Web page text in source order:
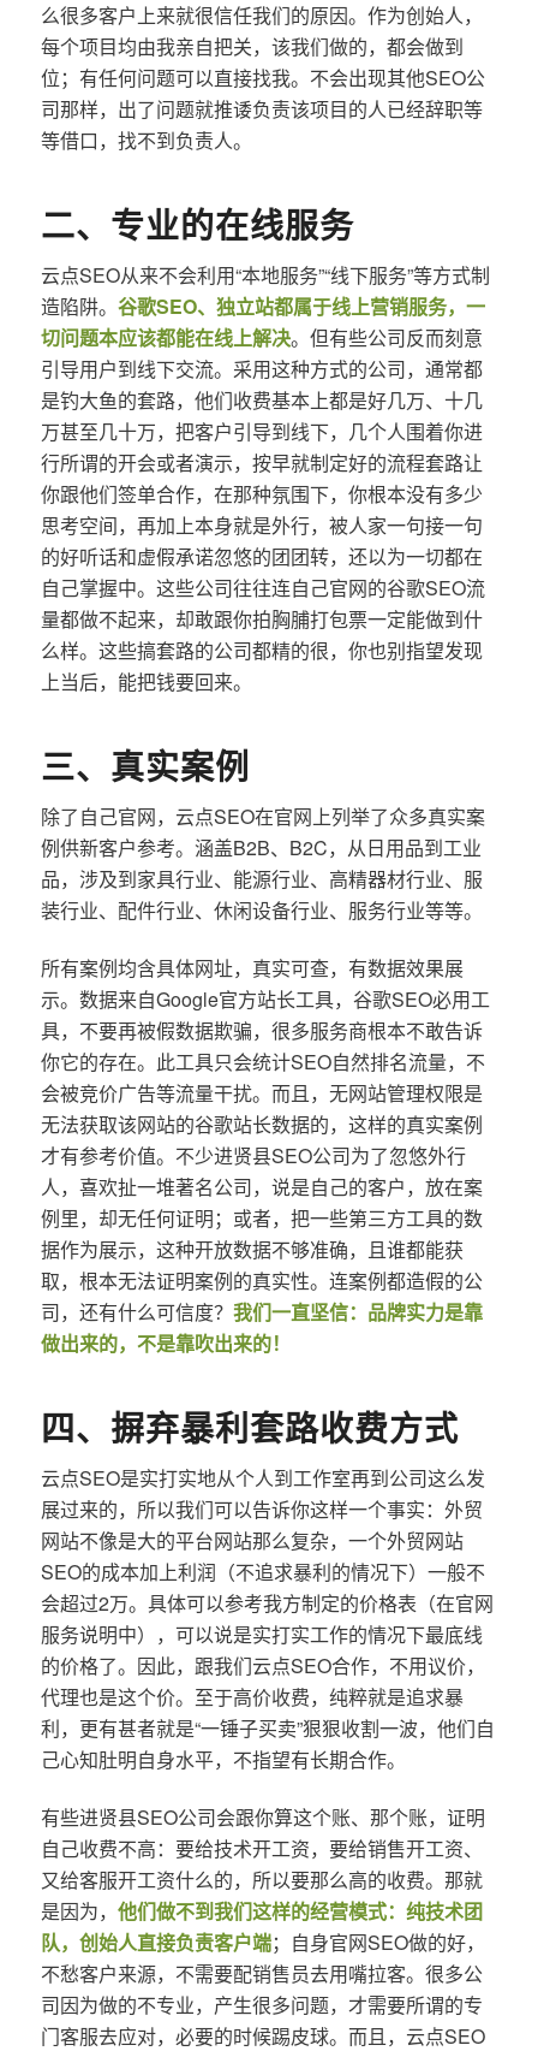
么很多客户上来就很信任我们的原因。作为创始人，
每个项目均由我亲自把关，该我们做的，都会做到
位；有任何问题可以直接找我。不会出现其他SEO公
司那样，出了问题就推诿负责该项目的人已经辞职等
等借口，找不到负责人。
二、专业的在线服务
云点SEO从来不会利用“本地服务”“线下服务”等方式制
造陷阱。 谷歌SEO、独立站都属于线上营销服务，一
切问题本应该都能在线上解决。但有些公司反而刻意
引导用户到线下交流。采用这种方式的公司，通常都
是钓大鱼的套路，他们收费基本上都是好几万、十几
万甚至几十万，把客户引导到线下，几个人围着你进
行所谓的开会或者演示，按早就制定好的流程套路让
你跟他们签单合作，在那种氛围下，你根本没有多少
思考空间，再加上本身就是外行，被人家一句接一句
的好听话和虚假承诺忽悠的团团转，还以为一切都在
自己掌握中。这些公司往往连自己官网的谷歌SEO流
量都做不起来，却敢跟你拍胸脯打包票一定能做到什
么样。这些搞套路的公司都精的很，你也别指望发现
上当后，能把钱要回来。
三、真实案例
除了自己官网，云点SEO在官网上列举了众多真实案
例供新客户参考。涵盖B2B、B2C，从日用品到工业
品，涉及到家具行业、能源行业、高精器材行业、服
装行业、配件行业、休闲设备行业、服务行业等等。
所有案例均含具体网址，真实可查，有数据效果展
示。数据来自Google官方站长工具，谷歌SEO必用工
具，不要再被假数据欺骗，很多服务商根本不敢告诉
你它的存在。此工具只会统计SEO自然排名流量，不
会被竞价广告等流量干扰。而且，无网站管理权限是
无法获取该网站的谷歌站长数据的，这样的真实案例
才有参考价值。不少进贤县SEO公司为了忽悠外行
人，喜欢扯一堆著名公司，说是自己的客户，放在案
例里，却无任何证明；或者，把一些第三方工具的数
据作为展示，这种开放数据不够准确，且谁都能获
取，根本无法证明案例的真实性。连案例都造假的公
司，还有什么可信度？ 我们一直坚信：品牌实力是靠
做出来的，不是靠吹出来的！
四、摒弃暴利套路收费方式
云点SEO是实打实地从个人到工作室再到公司这么发
展过来的，所以我们可以告诉你这样一个事实：外贸
网站不像是大的平台网站那么复杂，一个外贸网站
SEO的成本加上利润（不追求暴利的情况下）一般不
会超过2万。具体可以参考我方制定的价格表（在官网
服务说明中），可以说是实打实工作的情况下最底线
的价格了。因此，跟我们云点SEO合作，不用议价，
代理也是这个价。至于高价收费，纯粹就是追求暴
利，更有甚者就是“一锤子买卖”狠狠收割一波，他们自
己心知肚明自身水平，不指望有长期合作。
有些进贤县SEO公司会跟你算这个账、那个账，证明
自己收费不高：要给技术开工资，要给销售开工资、
又给客服开工资什么的，所以要那么高的收费。那就
是因为， 他们做不到我们这样的经营模式：纯技术团
队，创始人直接负责客户端；自身官网SEO做的好，
不愁客户来源，不需要配销售员去用嘴拉客。很多公
司因为做的不专业，产生很多问题，才需要所谓的专
门客服去应对，必要的时候踢皮球。而且，云点SEO